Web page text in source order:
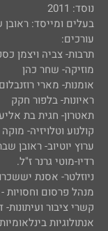
נוסד: 2011
בעלים ומייסד:
עורכים:
תרבות- צביה ויצמן
מוזיקה- שחר כהן
אומנות- מארי רוזנבלום
ראיונות- בלפור חקק
תאטרון- חגית בת
קולנוע וטלויזיה-
ערוץ יוטיוב- ראובן
רדיו-מוטי גרנר ז"ל.
ניוזלטר- אסנת
מנהל פרסום וחסויות
קשרי ציבור ועיתונות-
אנתולוגיות